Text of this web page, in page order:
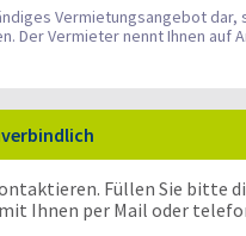
Vermietungsangebot
Vermieter nennt Ihnen auf
Füllen Sie bitte
Ihnen per Mail oder